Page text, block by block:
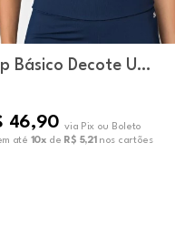
Básico Decote U
46,90 via Pix ou Boleto
até 10x de R$ 5,21 nos cartões